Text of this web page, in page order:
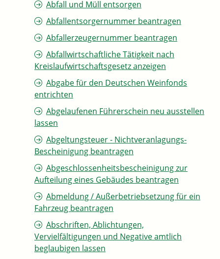
Abfall und Müll entsorgen
Abfallentsorgernummer beantragen
Abfallerzeugernummer beantragen
Abfallwirtschaftliche Tätigkeit nach
Kreislaufwirtschaftsgesetz anzeigen
Abgabe für den Deutschen Weinfonds
entrichten
Abgelaufenen Führerschein neu ausstellen
lassen
Abgeltungsteuer - Nichtveranlagungs-
Bescheinigung beantragen
Abgeschlossenheitsbescheinigung zur
Aufteilung eines Gebäudes beantragen
Abmeldung / Außerbetriebsetzung für ein
Fahrzeug beantragen
Abschriften, Ablichtungen,
Vervielfältigungen und Negative amtlich
beglaubigen lassen